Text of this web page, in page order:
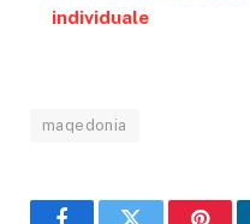
individuale
maqedonia